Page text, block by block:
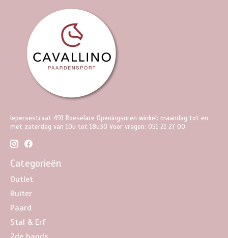
Iepersestraat 491 Roeselare Openingsuren winkel: maandag tot en
met zaterdag van 10u tot 18u30 Voor vragen: 051 21 27 00
Categorieën
Outlet
Ruiter
Paard
Stal & Erf